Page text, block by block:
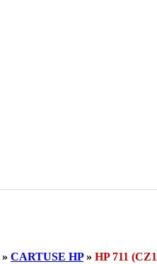
» CARTUSE HP» HP 711